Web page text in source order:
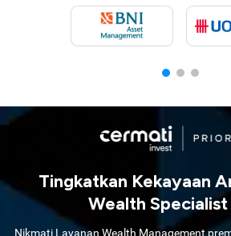
Tingkatkan Kekayaan
Wealth Specialist
Nikmati Layanan Wealth Management